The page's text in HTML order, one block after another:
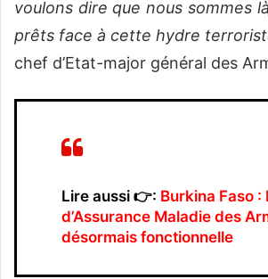
voulons dire que nous sommes
prêts face à cette hydre
chef d’Etat-major général des
Lire aussi 👉: Burkina Faso :
d’Assurance Maladie des
désormais fonctionnelle